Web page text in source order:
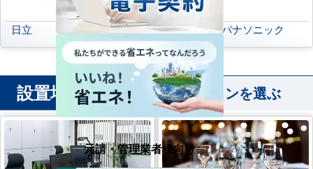
日立 三菱重工 パナソニック
設置場所 から業務用エアコンを選ぶ
元請・管理業者様向け